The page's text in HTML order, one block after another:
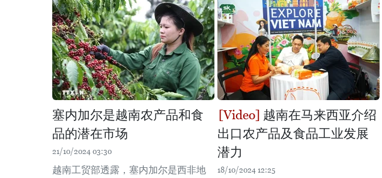
塞内加尔是越南农产品和食
品的潜在市场
21/10/2024 03:30
越南工贸部透露，塞内加尔是西非地
越南在马来西亚介绍
出口农产品及食品工业发展
潜力
18/10/2024 12:25